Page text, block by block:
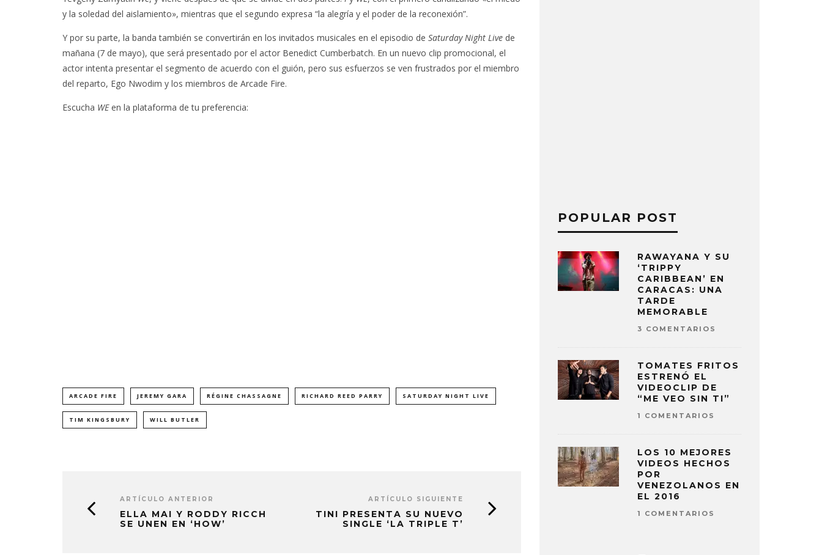
y la soledad del aislamiento», mientras que el segundo expresa “la alegría y el poder de la reconexión”.
Y por su parte, la banda también se convertirán en los invitados musicales en el episodio de Saturday Night Live de
mañana (7 de mayo), que será presentado por el actor Benedict Cumberbatch. En un nuevo clip promocional, el
actor intenta presentar el segmento de acuerdo con el guión, pero sus esfuerzos se ven frustrados por el miembro
del reparto, Ego Nwodim y los miembros de Arcade Fire.
Escucha WEen la plataforma de tu preferencia:
ARCADE FIRE JEREMY GARA RÉGINE CHASSAGNE RICHARD REED PARRY SATURDAY NIGHT LIVE
TIM KINGSBURY WILL BUTLER
ARTÍCULO ANTERIOR
ELLA MAI Y RODDY RICCH
SE UNEN EN ‘HOW’
ARTÍCULO SIGUIENTE
TINI PRESENTA SU NUEVO
SINGLE ‘LA TRIPLE T’
POPULAR POST
RAWAYANA Y SU
‘TRIPPY
CARIBBEAN’ EN
CARACAS: UNA
TARDE
MEMORABLE
3 COMENTARIOS
TOMATES FRITOS
ESTRENÓ EL
VIDEOCLIP DE
“ME VEO SIN TI”
1 COMENTARIOS
LOS 10 MEJORES
VIDEOS HECHOS
POR
VENEZOLANOS EN
EL 2016
1 COMENTARIOS